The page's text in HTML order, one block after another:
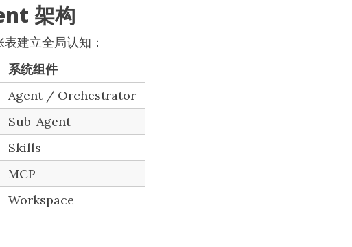
架构
建立全局认知：
系统组件
Agent / Orchestrator
Sub-Agent
Skills
MCP
Workspace